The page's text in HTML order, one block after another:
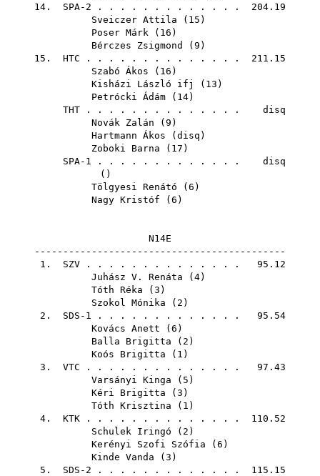
14. SPA-2 . . . . . . . . . . . . . 204.19
Sveiczer Attila ( 15 )
Poser Márk ( 16 )
Bérczes Zsigmond
( 9 )
15. HTC . . . . . . . . . . . . . . 211.15
Szabó Ákos ( 16 )
Kisházi László ifj
( 13 )
Petrócki Ádám ( 14)
THT . . . . . . . . . . . . . . disq
Novák Zalán ( 9 )
Hartmann Ákos ( disq )
Zoboki Barna ( 17 )
SPA-1 . . . . . . . . . . . . . disq
()
Tölgyesi Renátó ( 6 )
Nagy Kristóf ( 6 )
N14E
--------------------------------------------
1. SZV . . . . . . . . . . . . . . 95.12
Juhász V. Renáta ( 4)
Tóth Réka ( 3 )
Szokol Mónika ( 2 )
2. SDS-1 . . . . . . . . . . . . . 95.54
Kovács Anett ( 6 )
Balla Brigitta ( 2 )
Koós Brigitta ( 1 )
3. VTC . . . . . . . . . . . . . . 97.43
Varsányi Kinga ( 5 )
Kéri Brigitta ( 3 )
Tóth Krisztina ( 1 )
4. KTK . . . . . . . . . . . . . . 110.52
Schulek Iringó ( 2 )
Kerényi Szofi Szófia ( 6 )
Kinde Vanda ( 3 )
5. SDS-2 . . . . . . . . . . . . . 115.15